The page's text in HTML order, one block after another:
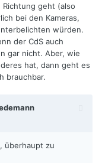
geht (also
bei den Kameras,
würden.
der CdS auch
gar nicht. Aber, wie
hat, dann geht es
brauchbar.
überhaupt zu